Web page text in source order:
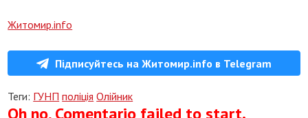
Житомир.info
Підписуйтесь на Житомир.info в Telegram
Теги: ГУНП поліція Олійник
Oh no, Comentario failed to start.